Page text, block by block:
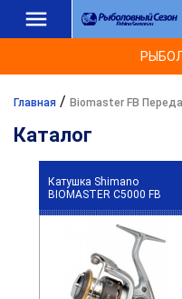
Главная / Biomaster FB
Каталог
Катушка Shimano
BIOMASTER C5000 FB